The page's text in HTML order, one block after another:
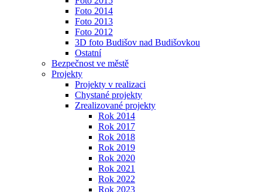
Foto 2014
Foto 2013
Foto 2012
3D foto Budišov nad Budišovkou
Ostatní
Bezpečnost ve městě
Projekty
Projekty v realizaci
Chystané projekty
Zrealizované projekty
Rok 2014
Rok 2017
Rok 2018
Rok 2019
Rok 2020
Rok 2021
Rok 2022
Rok 2023